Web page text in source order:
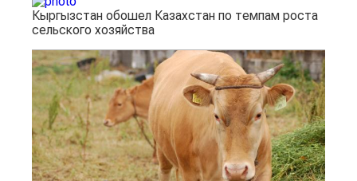
Кыргызстан обошел Казахстан по темпам роста
сельского хозяйства